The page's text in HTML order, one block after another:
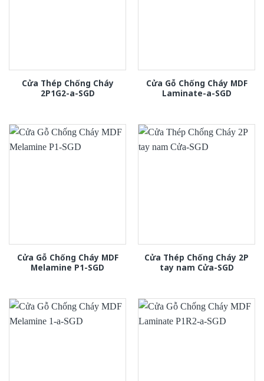
Cửa Thép Chống Cháy
2P1G2-a-SGD
Cửa Gỗ Chống Cháy MDF
Laminate-a-SGD
Cửa Gỗ Chống Cháy MDF
Melamine P1-SGD
Cửa Thép Chống Cháy 2P
tay nam Cửa-SGD